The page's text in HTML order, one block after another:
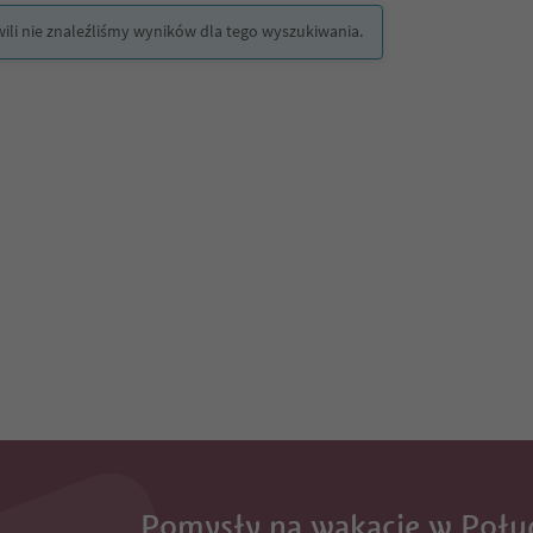
nie znaleźliśmy wyników dla tego wyszukiwania.